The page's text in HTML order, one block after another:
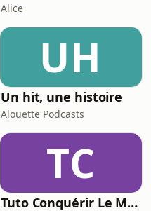
Alice
UH
Un hit, une histoire
Alouette Podcasts
TC
Tuto Conquérir Le Monde